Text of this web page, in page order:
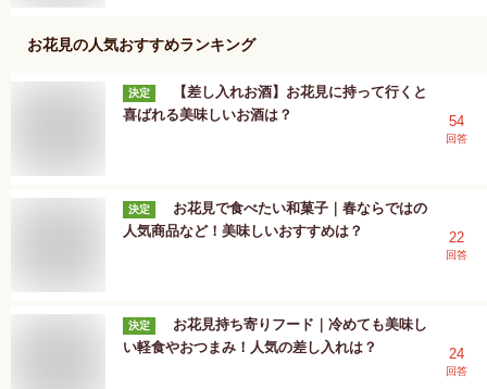
お花見の人気おすすめランキング
決定
【差し入れお酒】お花見に持って行くと
喜ばれる美味しいお酒は？
54
回答
決定
お花見で食べたい和菓子｜春ならではの
人気商品など！美味しいおすすめは？
22
回答
決定
お花見持ち寄りフード｜冷めても美味し
い軽食やおつまみ！人気の差し入れは？
24
回答